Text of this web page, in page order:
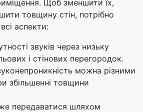
Щоб зменшити їх,
товщину стін, потрібно
аспекти:
звуків через низьку
і стінових перегородок.
можна різними
збільшенні товщини
передаватися шляхом